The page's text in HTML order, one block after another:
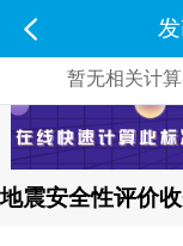
暂无相关计
地震安全性评价